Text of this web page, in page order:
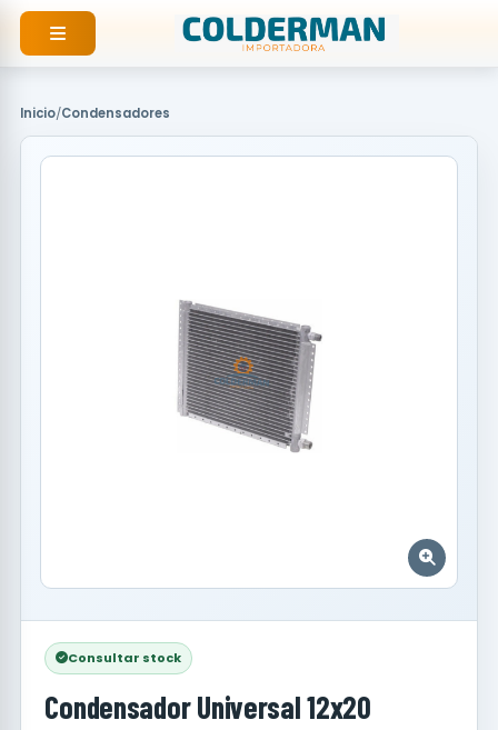
contenido
Inicio/Condensadores
Consultar stock
Condensador Universal 12x20